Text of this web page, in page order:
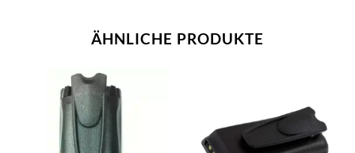
ÄHNLICHE PRODUKTE